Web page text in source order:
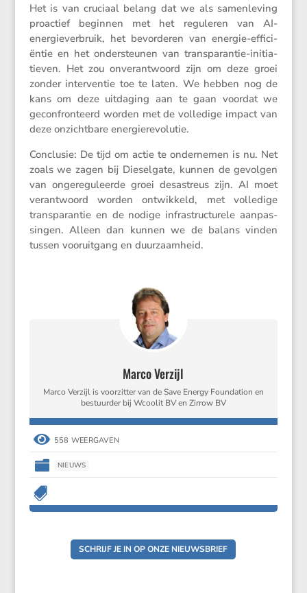
Het is van cruciaal belang dat we als samen­le­ving
proac­tief beginnen met het reguleren van AI-
energie­ver­bruik, het bevor­deren van energie-effici­
ëntie en het onder­steunen van trans­pa­rantie-initi­a­
tieven. Het zou onver­ant­woord zijn om deze groei
zonder inter­ventie toe te laten. We hebben nog de
kans om deze uitda­ging aan te gaan voordat we
gecon­fron­teerd worden met de volle­dige impact van
deze onzicht­bare energierevolutie.
Conclusie: De tijd om actie te onder­nemen is nu. Net
zoals we zagen bij Diesel­gate, kunnen de gevolgen
van ongere­gu­leerde groei desastreus zijn. AI moet
verant­woord worden ontwik­keld, met volle­dige
trans­pa­rantie en de nodige infra­struc­tu­rele aanpas­
singen. Alleen dan kunnen we de balans vinden
tussen vooruit­gang en duurzaamheid.
Marco Verzijl
Marco Verzijl is voorzitter van de Save Energy Foundation en
bestuurder bij Wcoolit BV en Zirrow BV
 558 WEERGAVEN
 NIEUWS

SCHRIJF JE IN OP ONZE NIEUWSBRIEF